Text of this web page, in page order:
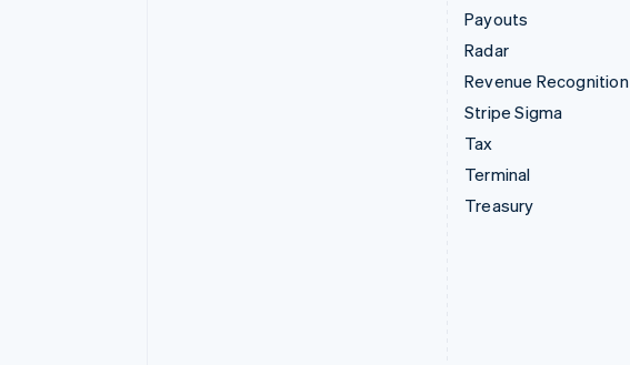
Payouts
Radar
Revenue Recognition
Stripe Sigma
Tax
Terminal
Treasury